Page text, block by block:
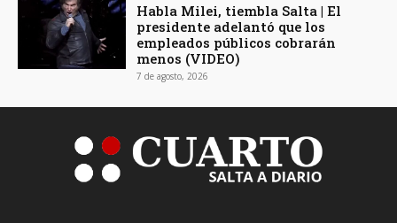
Habla Milei, tiembla Salta | El
presidente adelantó que los
empleados públicos cobrarán
menos (VIDEO)
7 de agosto, 2026